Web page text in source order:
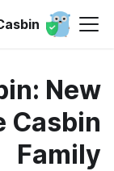
New
Casbin
Family